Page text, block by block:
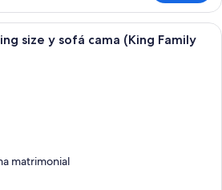
Habitación de hotel con una cama
size y sofá cama (King Family
matrimonial